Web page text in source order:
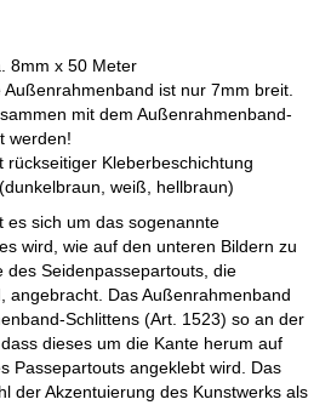
8mm x 50 Meter
Außenrahmenband ist nur 7mm breit.
mit dem Außenrahmenband-
werden!
rückseitiger Kleberbeschichtung
weiß, hellbraun)
es sich um das sogenannte
wird, wie auf den unteren Bildern zu
des Seidenpassepartouts, die
angebracht. Das Außenrahmenband
Schlittens (Art. 1523) so an der
dieses um die Kante herum auf
Passepartouts angeklebt wird. Das
der Akzentuierung des Kunstwerks als